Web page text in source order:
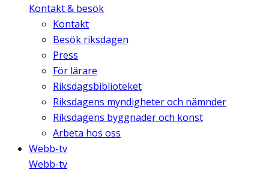
Kontakt & besök
Kontakt
Besök riksdagen
Press
För lärare
Riksdagsbiblioteket
Riksdagens myndigheter och nämnder
Riksdagens byggnader och konst
Arbeta hos oss
Webb-tv
Webb-tv